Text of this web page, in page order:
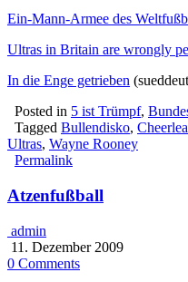
Ein-Mann-Armee des
Ultras in Britain are wrongly
In die Enge getrieben
Posted in 5 ist Trümpf,
Tagged Bullendisko,
Ultras, Wayne Rooney
Permalink
Atzenfußball
admin
11. Dezember 2009
0 Comments